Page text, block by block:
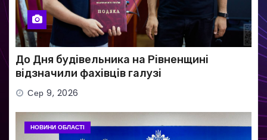
До Дня будівельника на Рівненщині
відзначили фахівців галузі
Сер 9, 2026
НОВИНИ ОБЛАСТІ